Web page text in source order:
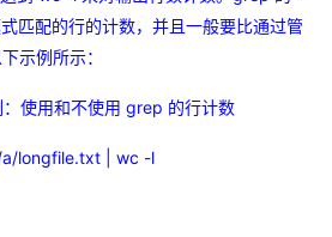
匹配的行的计数，并且一般要比通过管
示例所示：
使用和不使用 grep 的行计数
longfile.txt | wc -l